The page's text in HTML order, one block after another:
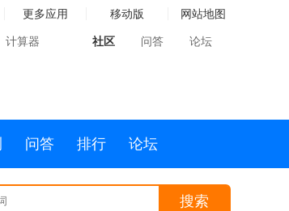
更多应用 移动版 网站地图
计算器 社区 问答 论坛
问答 排行 论坛
搜索